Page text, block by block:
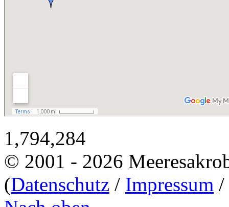
1,794,284
© 2001 - 2026
(Datenschutz / Impressum /